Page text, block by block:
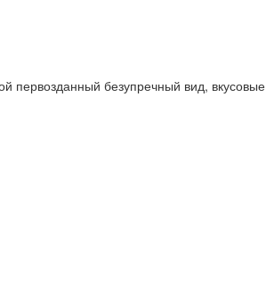
первозданный безупречный вид, вкусовые